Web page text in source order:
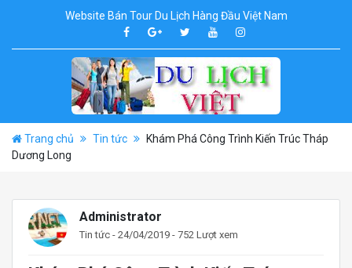
Website Bán Tour Du Lịch Hàng Đầu Việt Nam
Trang chủ Tin tức
Khám Phá Công Trình Kiến Trúc Tháp
Dương Long
Administrator
Tin tức - 24/04/2019 - 752 Lượt xem